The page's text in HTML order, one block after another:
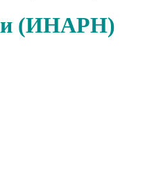
(ИНАРН)